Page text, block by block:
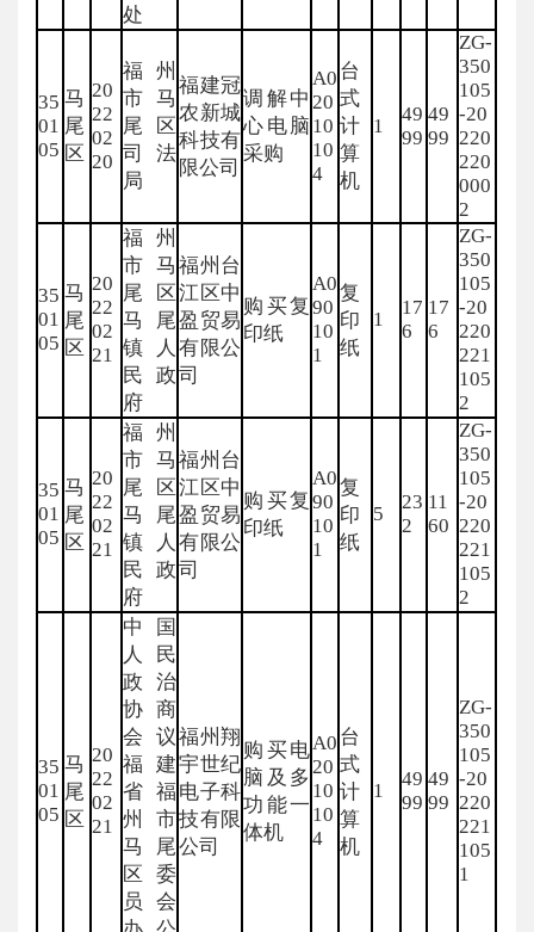
处
35
01
05
马
尾
区
20
22
02
20
福州
市马
尾区
司法
局
福建冠
农新城
科技有
限公司
调解中
心电脑
采购
A0
20
10
10
4
台
式
计
算
机
1
49
99
49
99
ZG-
350
105
-20
220
220
000
2
35
01
05
马
尾
区
20
22
02
21
福州
市马
尾区
马尾
镇人
民政
府
福州台
江区中
盈贸易
有限公
司
购买复
印纸
A0
90
10
1
复
印
纸
1
17
6
17
6
ZG-
350
105
-20
220
221
105
2
35
01
05
马
尾
区
20
22
02
21
福州
市马
尾区
马尾
镇人
民政
府
福州台
江区中
盈贸易
有限公
司
购买复
印纸
A0
90
10
1
复
印
纸
5
23
2
11
60
ZG-
350
105
-20
220
221
105
2
35
01
05
马
尾
区
20
22
02
21
中国
人民
政治
协商
会议
福建
省福
州市
马尾
区委
员会
福州翔
宇世纪
电子科
技有限
公司
购买电
脑及多
功能一
体机
A0
20
10
10
4
台
式
计
算
机
1
49
99
49
99
ZG-
350
105
-20
220
221
105
1